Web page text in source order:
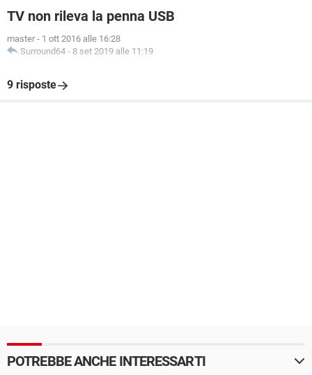
TV non rileva la penna USB
master - 1 ott 2016 alle 16:28
Surround64 - 8 set 2019 alle 11:19
9 risposte
POTREBBE ANCHE INTERESSARTI